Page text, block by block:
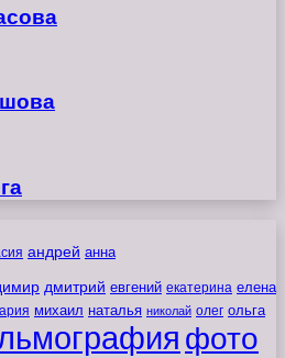
андрей анна
дмитрий евгений екатерина елена
михаил наталья николай олег ольга
фото